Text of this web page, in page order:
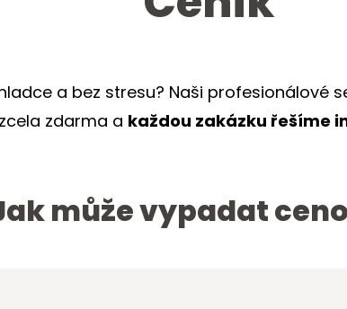
a bez stresu? Naši profesionálové
zdarma a každou zakázku řešíme
může vypadat